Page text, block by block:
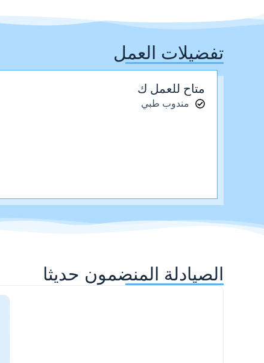
تفضيلات العمل
متاح للعمل ك
مندوب طبي
الصيادلة المنضمون حديثا